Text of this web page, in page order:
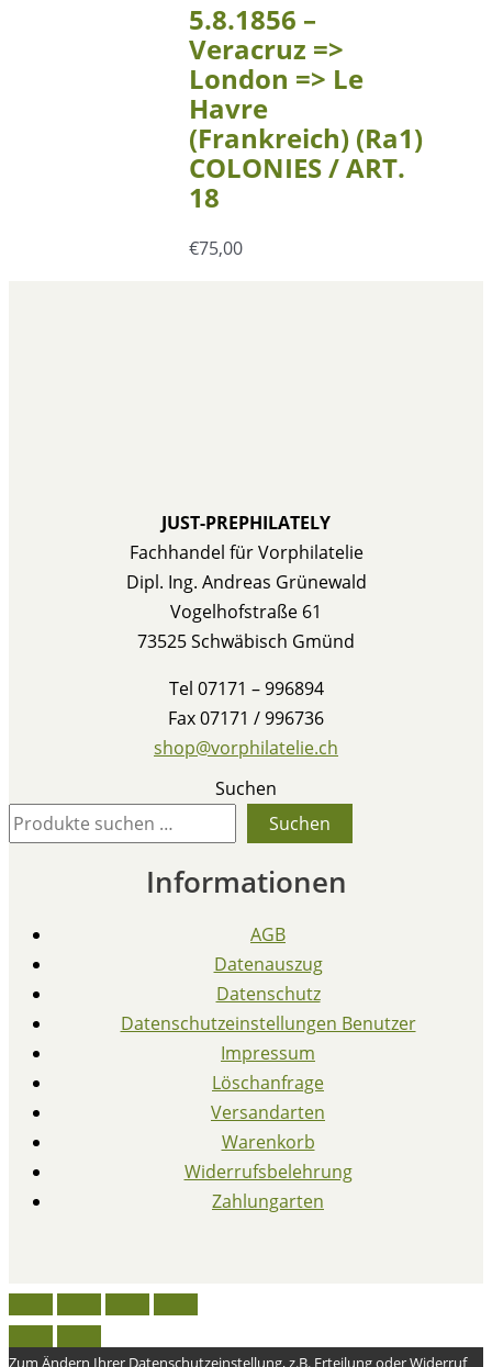
5.8.1856 –
Veracruz =>
London => Le
Havre
(Frankreich) (Ra1)
COLONIES / ART.
18
€75,00
JUST-PREPHILATELY
Fachhandel für Vorphilatelie
Dipl. Ing. Andreas Grünewald
Vogelhofstraße 61
73525 Schwäbisch Gmünd
Tel 07171 – 996894
Fax 07171 / 996736
shop@vorphilatelie.ch
Suchen
Suchen
Informationen
AGB
Datenauszug
Datenschutz
Datenschutzeinstellungen Benutzer
Impressum
Löschanfrage
Versandarten
Warenkorb
Widerrufsbelehrung
Zahlungarten
Zum Ändern Ihrer Datenschutzeinstellung, z.B. Erteilung oder Widerruf